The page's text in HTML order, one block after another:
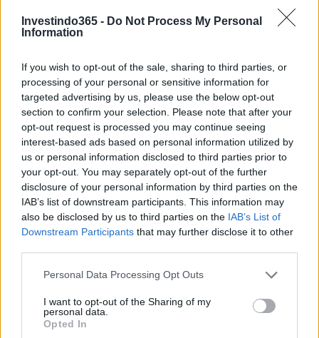
Investindo365 - Do Not Process My Personal
Information
If you wish to opt-out of the sale, sharing to third parties, or
processing of your personal or sensitive information for
targeted advertising by us, please use the below opt-out
section to confirm your selection. Please note that after your
opt-out request is processed you may continue seeing
interest-based ads based on personal information utilized by
us or personal information disclosed to third parties prior to
your opt-out. You may separately opt-out of the further
disclosure of your personal information by third parties on the
IAB’s list of downstream participants. This information may
also be disclosed by us to third parties on the IAB’s List of
Downstream Participants that may further disclose it to other
Please note that this website/app uses one or more Google
not limited to your visit or usage behaviour. You may click to
grant or deny consent to Google and its third-party tags to
use your data for below specified purposes in below Google
Personal Data Processing Opt Outs
I want to opt-out of the Sharing of my
personal data.
Opted In
Continue lendo
FINANÇA
Autoridades do Fed avaliam impacto dos investimentos
acelerados em inteligência artificial
Beatriz Almeida · 7 ago 2026